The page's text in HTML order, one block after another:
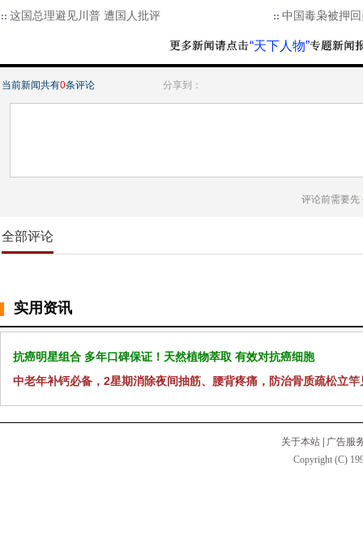
这国总理避见川普 遭国人批评
中国毒枭被押
“天下人物”
当前新闻共有0条评论 分享到：
评论前需要先
全部评论
实用资讯
抗癌明星组合 多年口碑保证！天然植物萃取 有效对抗癌细胞
中老年补钙必备，2星期消除夜间抽筋、腰背疼痛，防治骨质疏松立竿
关于本站
广告服
Copyright (C)